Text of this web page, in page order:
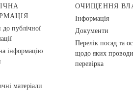
публічної
інформацію
матеріали
ОЧИЩЕННЯ
Інформація
Документи
Перелік посад та
щодо яких
перевірка